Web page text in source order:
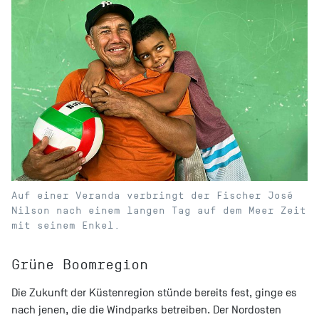
Auf einer Veranda verbringt der Fischer José
Nilson nach einem langen Tag auf dem Meer Zeit
mit seinem Enkel.
Grüne Boomregion
Die Zukunft der Küstenregion stünde bereits fest, ginge es
nach jenen, die die Windparks betreiben. Der Nordosten